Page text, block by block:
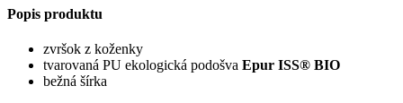
Popis produktu
zvršok z koženky
tvarovaná PU ekologická podošva Epur ISS® BIO
bežná šírka